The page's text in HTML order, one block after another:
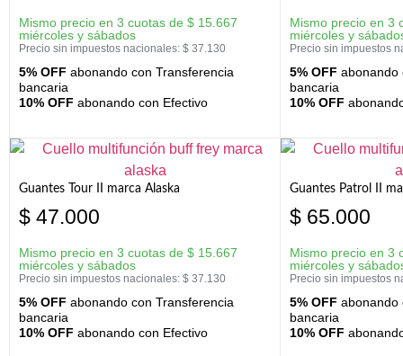
Mismo precio en 3 cuotas de $ 15.667
miércoles y sábados
Precio sin impuestos nacionales: $ 37.130
5% OFF abonando con Transferencia
bancaria
10% OFF abonando con Efectivo
Mismo precio en 3
miércoles y
Precio sin impuestos
5% OFF abonando
bancaria
10% OFF
Guantes Tour II marca Alaska
$ 47.000
Mismo precio en 3 cuotas de $ 15.667
miércoles y sábados
Precio sin impuestos nacionales: $ 37.130
5% OFF abonando con Transferencia
bancaria
10% OFF abonando con Efectivo
Guantes Patrol II
$ 65.000
Mismo precio en 3
miércoles y
Precio sin impuestos
5% OFF abonando
bancaria
10% OFF